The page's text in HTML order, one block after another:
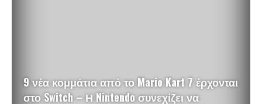
9 νέα κομμάτια από το Mario Kart 7 έρχονται
στο Switch – Η Nintendo συνεχίζει να